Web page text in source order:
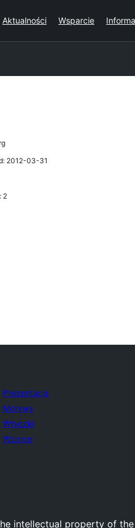
Aktualności Wsparcie
2012-03-31
2
Prezentacja
Motywy
Wtyczki
Wzorce
intellectual property of the